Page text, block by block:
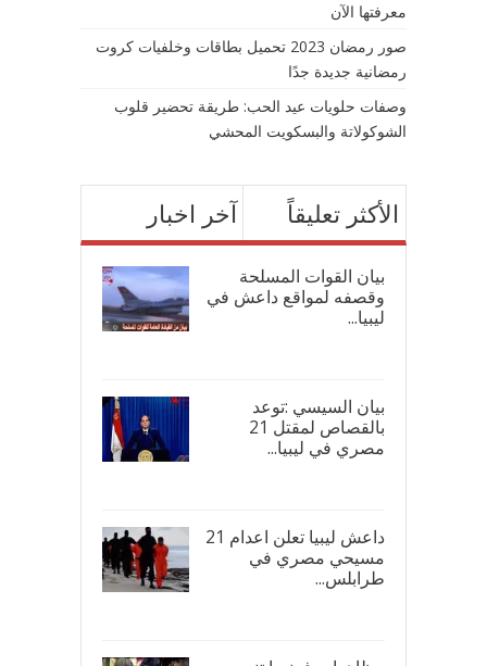
معرفتها الآن
صور رمضان 2023 تحميل بطاقات وخلفيات كروت
رمضانية جديدة جدًا
وصفات حلويات عيد الحب: طريقة تحضير قلوب
الشوكولاتة والبسكويت المحشي
آخر اخبار الأكثر تعليقاً
بيان القوات المسلحة
وقصفه لمواقع داعش في
ليبيا...
بيان السيسي :توعد
بالقصاص لمقتل 21
مصري في ليبيا...
داعش ليبيا تعلن اعدام 21
مسيحي مصري في
طرابلس...